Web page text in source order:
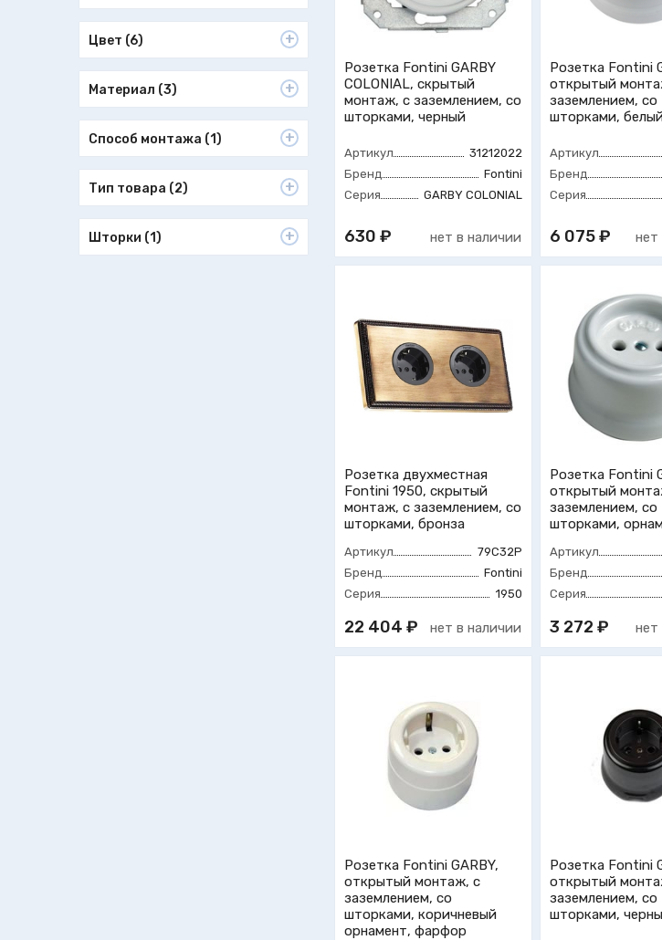
Цвет (6)
Материал (3)
Способ монтажа (1)
Тип товара (2)
Шторки (1)
Розетка Fontini GARBY
COLONIAL, скрытый
монтаж, с заземлением, со
шторками, черный
Артикул
31212022
Бренд
Fontini
Серия
GARBY COLONIAL
630 ₽ нет в наличии
Розетка Fontini
открытый
заземлением, со
шторками,
Артикул
Бренд
Серия
6 075 ₽ нет
Розетка двухместная
Fontini 1950, скрытый
монтаж, с заземлением, со
шторками, бронза
Артикул
79C32P
Бренд
Fontini
Серия
1950
22 404 ₽ нет в наличии
Розетка Fontini
открытый
заземлением, со
шторками,
Артикул
Бренд
Серия
3 272 ₽ нет
Розетка Fontini GARBY,
открытый монтаж, с
заземлением, со
шторками, коричневый
орнамент, фарфор
Розетка Fontini
открытый
заземлением, со
шторками,